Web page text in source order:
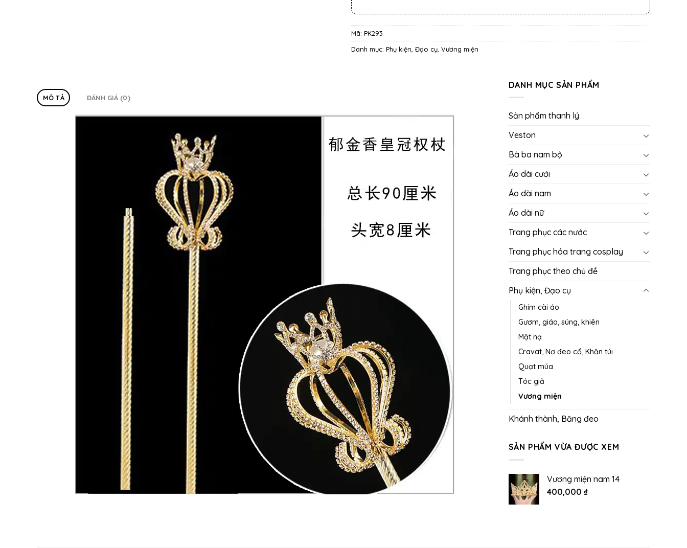
Mã: PK293
Danh mục: Phụ kiện, Đạo cụ Vương miện
MÔ TẢ ĐÁNH GIÁ (0)
DANH MỤC SẢN PHẨM
Sản phẩm thanh lý
Veston
Bà ba nam bộ
Áo dài cưới
Áo dài nam
Áo dài nữ
Trang phục các nước
Trang phục hóa trang cosplay
Trang phục theo chủ đề
Phụ kiện, Đạo cụ
Ghim cài áo
Gươm, giáo, súng, khiên
Mặt nạ
Cravat, Nơ đeo cổ, Khăn túi
Quạt múa
Tóc giả
Vương miện
Khánh thành, Băng đeo
SẢN PHẨM VỪA ĐƯỢC XEM
Vương miện nam 14
400,000 ₫